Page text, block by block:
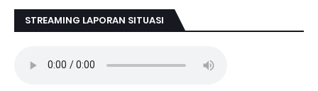
STREAMING LAPORAN SITUASI